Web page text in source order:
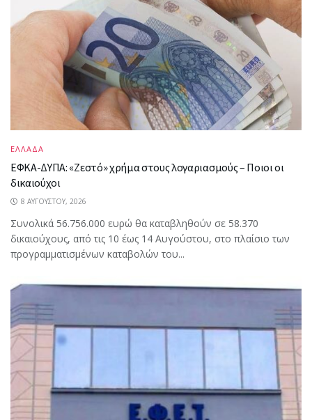
ΕΛΛΑΔΑ
ΕΦΚΑ-ΔΥΠΑ: «Ζεστό» χρήμα στους λογαριασμούς – Ποιοι οι
δικαιούχοι
8 ΑΥΓΟΎΣΤΟΥ, 2026
Συνολικά 56.756.000 ευρώ θα καταβληθούν σε 58.370
δικαιούχους, από τις 10 έως 14 Αυγούστου, στο πλαίσιο των
προγραμματισμένων καταβολών του...